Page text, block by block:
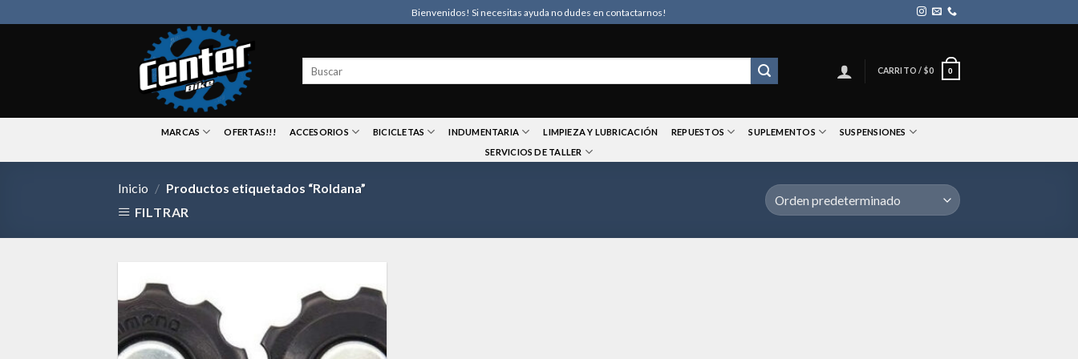
to
Bienvenidos! Si necesitas ayuda no dudes en contactarnos!
CARRITO / $0 0
MARCAS OFERTAS!!! ACCESORIOS BICICLETAS INDUMENTARIA LIMPIEZA Y LUBRICACIÓN REPUESTOS SUPLEMENTOS
SUSPENSIONES
SERVICIOS DE TALLER
Inicio / Productos etiquetados “Roldana”
FILTRAR
Añadir
a la